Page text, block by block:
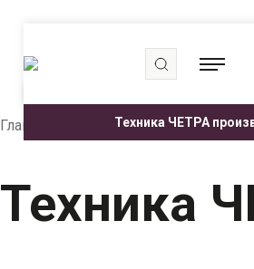
Техника ЧЕТРА
Главная . Пресс-центр .
Техника